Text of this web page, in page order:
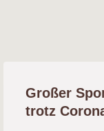
Großer
trotz